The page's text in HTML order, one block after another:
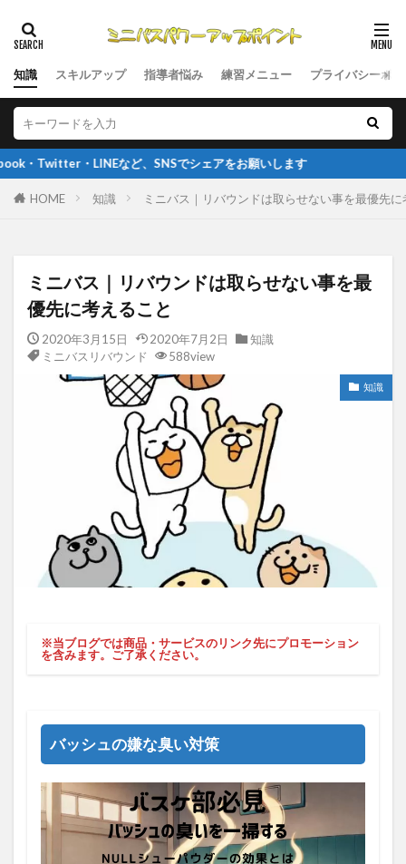
知識 スキルアップ 指導者悩み 練習メニュー プライバシーポ
など、SNSでシェアをお願いします
HOME 知識 ミニバス｜リバウンドは取らせない事を最優先
ミニバス｜リバウンドは取らせない事を最
優先に考えること
2020年3月15日 2020年7月2日
知識
ミニバスリバウンド
588view
知識
※当ブログでは商品・サービスのリンク先にプロモーション
を含みます。ご了承ください。
バッシュの嫌な臭い対策